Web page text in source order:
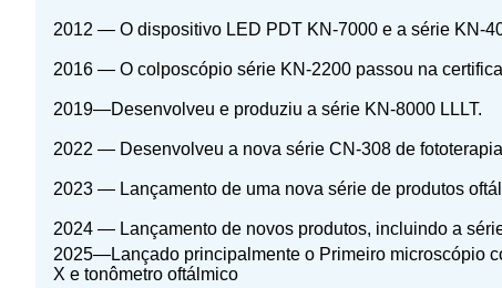
2012 — O dispositivo LED PDT KN-7000 e a série KN-
2016 — O colposcópio série KN-2200 passou na
2019—Desenvolveu e produziu a série KN-8000 LLLT.
2022 — Desenvolveu a nova série CN-308 de
2023 — Lançamento de uma nova série de produtos
2024 — Lançamento de novos produtos, incluindo a
2025—Lançado principalmente o Primeiro microscópio
X e tonômetro oftálmico